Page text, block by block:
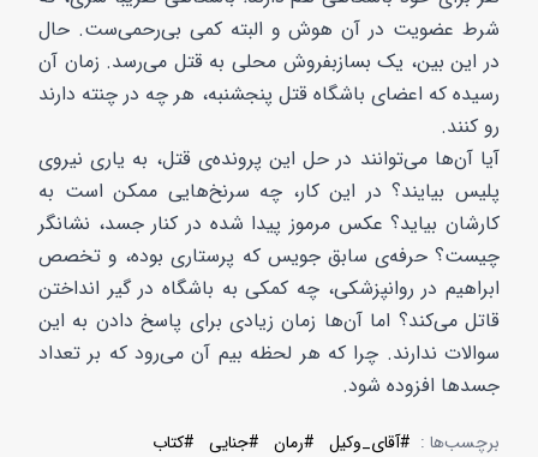
شرط عضویت در آن هوش و البته کمی بی‌رحمی‌ست. حال
در این بین، یک بسازبفروش محلی به قتل می‌رسد. زمان آن
رسیده که اعضای باشگاه قتل پنجشنبه‌، هر چه در چنته دارند
رو کنند.
آیا آن‌ها می‌توانند در حل این پرونده‌ی قتل، به یاری نیروی
پلیس بیایند؟ در این کار، چه سرنخ‌هایی ممکن است به
کارشان بیاید؟ عکس مرموز پیدا شده در کنار جسد، نشانگر
چیست؟ حرفه‌ی سابق جویس که پرستاری بوده، و تخصص
ابراهیم در روانپزشکی، چه کمکی به باشگاه در گیر انداختن
قاتل می‌کند؟ اما آن‌ها زمان زیادی برای پاسخ دادن به این
سوالات ندارند. چرا که هر لحظه بیم آن می‌رود که بر تعداد
جسدها افزوده شود.
برچسب‌ها : #آقای_وکیل #رمان #جنایی #کتاب